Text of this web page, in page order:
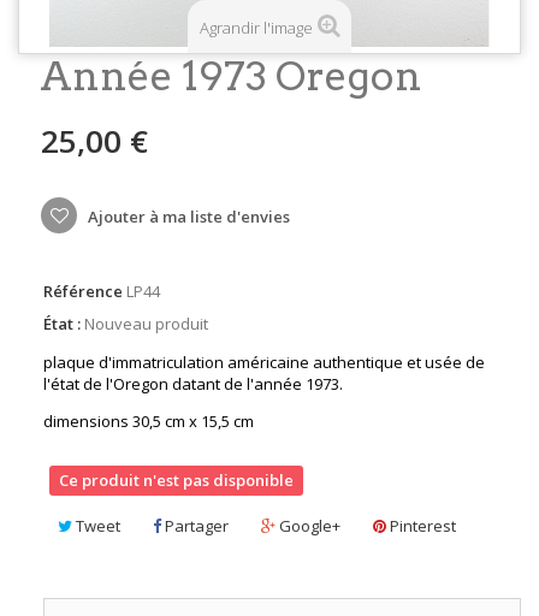
Agrandir l'image
Année 1973 Oregon
25,00 €
Ajouter à ma liste d'envies
Référence LP44
État : Nouveau produit
plaque d'immatriculation américaine authentique et usée de
l'état de l'Oregon datant de l'année 1973.
dimensions 30,5 cm x 15,5 cm
Ce produit n'est pas disponible
Tweet Partager Google+ Pinterest